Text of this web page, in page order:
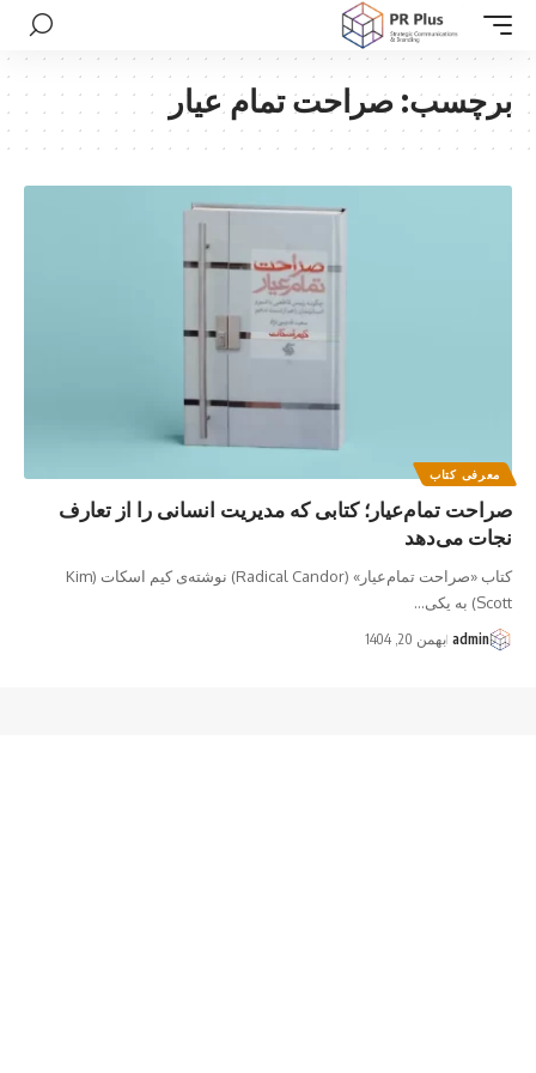
برچسب: صراحت تمام عیار
معرفی کتاب
صراحت تمام‌عیار؛ کتابی که مدیریت انسانی را از تعارف
نجات می‌دهد
کتاب «صراحت تمام‌عیار» (Radical Candor) نوشته‌ی کیم اسکات (Kim
Scott) به یکی…
admin بهمن 20, 1404